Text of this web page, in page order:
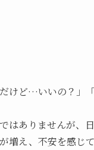
けど…いいの？」
はありませんが、
え、不安を感じ